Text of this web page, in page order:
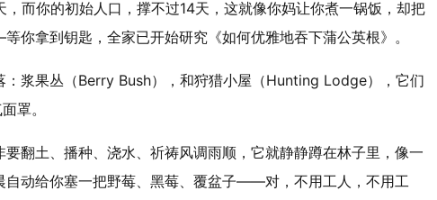
而你的初始人口，撑不过14天，这就像你妈让你煮一锅饭，却把
拿到钥匙，全家已开始研究《如何优雅地吞下蒲公英根》。
浆果丛（Berry Bush），和狩猎小屋（Hunting Lodge），它们
罩。
翻土、播种、浇水、祈祷风调雨顺，它就静静蹲在林子里，像一
自动给你塞一把野莓、黑莓、覆盆子——对，不用工人，不用工